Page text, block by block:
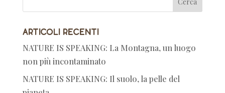
Articoli recenti
NATURE IS SPEAKING: La Montagna, un luogo
non più incontaminato
NATURE IS SPEAKING: Il suolo, la pelle del